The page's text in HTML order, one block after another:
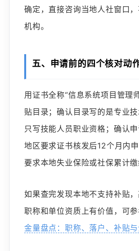
确定，直接咨询当地人社窗口
机构。
五、申请前的四个核对动
用证书全称“信息系统项目管理
贴目录；确认目录写的是专业
只写技能人员职业资格；确认
地区要求证书核发后12个月内
要求本地失业保险或社保累计缴
如果查完发现本地不支持补贴
职称和单位资质上有价值，可参
金量盘点：职称、落户、补贴